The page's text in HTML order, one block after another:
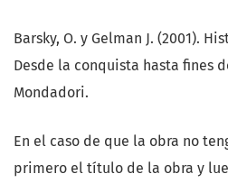
Barsky, O. y Gelman J. (2001).
Desde la conquista hasta fines
Mondadori.
En el caso de que la obra no
primero el título de la obra y